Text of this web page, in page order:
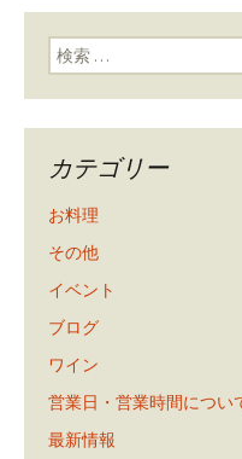
検索:
カテゴリー
お料理
その他
イベント
ブログ
ワイン
営業日・営業時間につい
最新情報